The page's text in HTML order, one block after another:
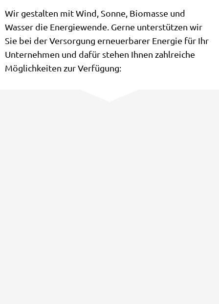
Wir gestalten mit Wind, Sonne, Biomasse und
Wasser die Energiewende. Gerne unterstützen wir
Sie bei der Versorgung erneuerbarer Energie für Ihr
Unternehmen und dafür stehen Ihnen zahlreiche
Möglichkeiten zur Verfügung: